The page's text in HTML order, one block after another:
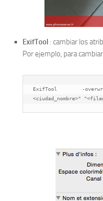
ExifTool : cambiar los
Por ejemplo, para
ExifTool -
<ciudad_nombre>"